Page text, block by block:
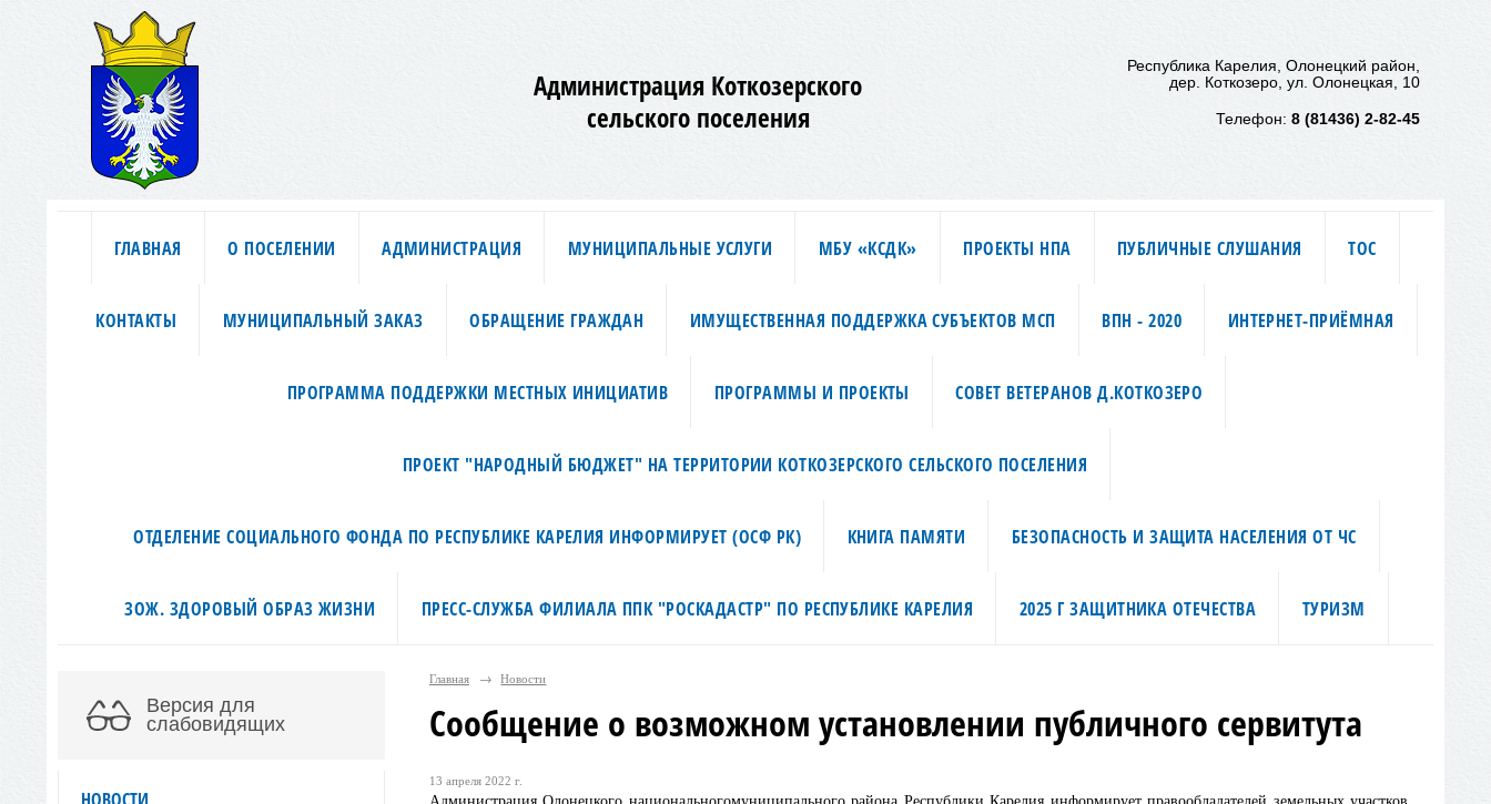
Администрация Коткозерского
сельского поселения
Республика Карелия, Олонецкий район,
дер. Коткозеро, ул. Олонецкая, 10
Телефон: 8 (81436) 2-82-45
ГЛАВНАЯ О ПОСЕЛЕНИИ АДМИНИСТРАЦИЯ МУНИЦИПАЛЬНЫЕ УСЛУГИ МБУ «КСДК» ПРОЕКТЫ НПА ПУБЛИЧНЫЕ СЛУШАНИЯ ТОС
КОНТАКТЫ МУНИЦИПАЛЬНЫЙ ЗАКАЗ ОБРАЩЕНИЕ ГРАЖДАН ИМУЩЕСТВЕННАЯ ПОДДЕРЖКА СУБЪЕКТОВ МСП ВПН - 2020 ИНТЕРНЕТ-ПРИЁМНАЯ
ПРОГРАММА ПОДДЕРЖКИ МЕСТНЫХ ИНИЦИАТИВ ПРОГРАММЫ И ПРОЕКТЫ СОВЕТ ВЕТЕРАНОВ Д.КОТКОЗЕРО
ПРОЕКТ "НАРОДНЫЙ БЮДЖЕТ" НА ТЕРРИТОРИИ КОТКОЗЕРСКОГО СЕЛЬСКОГО ПОСЕЛЕНИЯ
ОТДЕЛЕНИЕ СОЦИАЛЬНОГО ФОНДА ПО РЕСПУБЛИКЕ КАРЕЛИЯ ИНФОРМИРУЕТ (ОСФ РК) КНИГА ПАМЯТИ БЕЗОПАСНОСТЬ И ЗАЩИТА НАСЕЛЕНИЯ ОТ ЧС
ЗОЖ. ЗДОРОВЫЙ ОБРАЗ ЖИЗНИ ПРЕСС-СЛУЖБА ФИЛИАЛА ППК "РОСКАДАСТР" ПО РЕСПУБЛИКЕ КАРЕЛИЯ 2025 Г ЗАЩИТНИКА ОТЕЧЕСТВА ТУРИЗМ
Версия для
слабовидящих
Главная → Новости
Сообщение о возможном установлении публичного сервитута
13 апреля 2022 г.